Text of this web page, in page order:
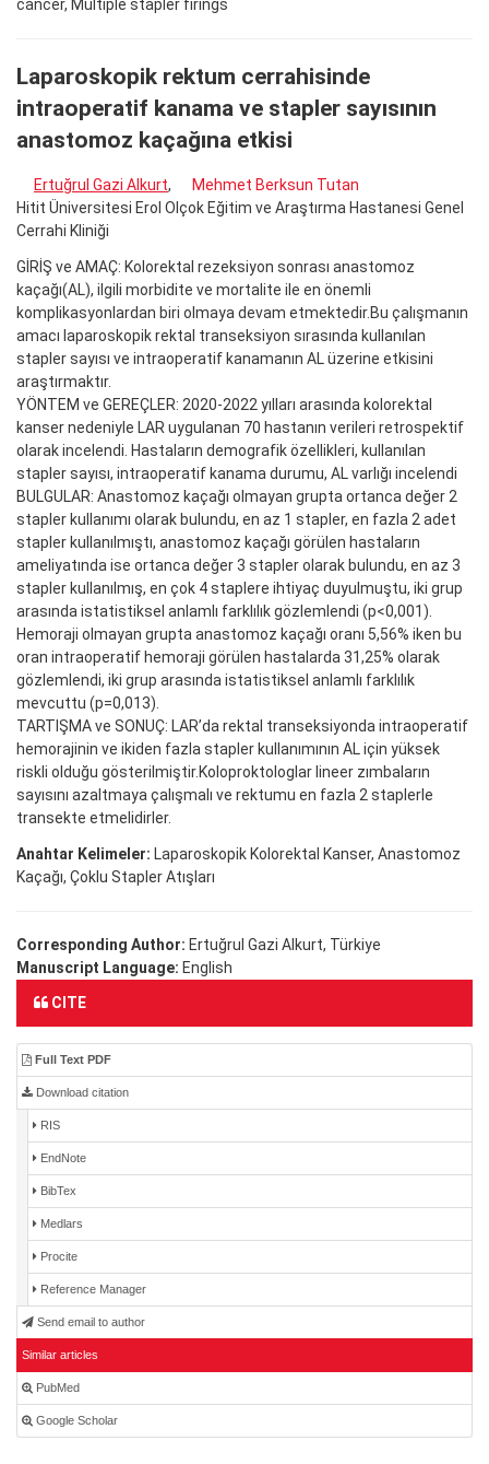
cancer, Multiple stapler firings
Laparoskopik rektum cerrahisinde
intraoperatif kanama ve stapler sayısının
anastomoz kaçağına etkisi
Ertuğrul Gazi Alkurt,
Mehmet Berksun Tutan
Hitit Üniversitesi Erol Olçok Eğitim ve Araştırma Hastanesi Genel
Cerrahi Kliniği
GİRİŞ ve AMAÇ: Kolorektal rezeksiyon sonrası anastomoz
kaçağı(AL), ilgili morbidite ve mortalite ile en önemli
komplikasyonlardan biri olmaya devam etmektedir.Bu çalışmanın
amacı laparoskopik rektal transeksiyon sırasında kullanılan
stapler sayısı ve intraoperatif kanamanın AL üzerine etkisini
araştırmaktır.
YÖNTEM ve GEREÇLER: 2020-2022 yılları arasında kolorektal
kanser nedeniyle LAR uygulanan 70 hastanın verileri retrospektif
olarak incelendi. Hastaların demografik özellikleri, kullanılan
stapler sayısı, intraoperatif kanama durumu, AL varlığı incelendi
BULGULAR: Anastomoz kaçağı olmayan grupta ortanca değer 2
stapler kullanımı olarak bulundu, en az 1 stapler, en fazla 2 adet
stapler kullanılmıştı, anastomoz kaçağı görülen hastaların
ameliyatında ise ortanca değer 3 stapler olarak bulundu, en az 3
stapler kullanılmış, en çok 4 staplere ihtiyaç duyulmuştu, iki grup
arasında istatistiksel anlamlı farklılık gözlemlendi (p<0,001).
Hemoraji olmayan grupta anastomoz kaçağı oranı 5,56% iken bu
oran intraoperatif hemoraji görülen hastalarda 31,25% olarak
gözlemlendi, iki grup arasında istatistiksel anlamlı farklılık
mevcuttu (p=0,013).
TARTIŞMA ve SONUÇ: LAR’da rektal transeksiyonda intraoperatif
hemorajinin ve ikiden fazla stapler kullanımının AL için yüksek
riskli olduğu gösterilmiştir.Koloproktologlar lineer zımbaların
sayısını azaltmaya çalışmalı ve rektumu en fazla 2 staplerle
transekte etmelidirler.
Anahtar Kelimeler: Laparoskopik Kolorektal Kanser, Anastomoz
Kaçağı, Çoklu Stapler Atışları
Corresponding Author: Ertuğrul Gazi Alkurt, Türkiye
Manuscript Language: English
CITE
Full Text PDF
Download citation
RIS
EndNote
BibTex
Medlars
Procite
Reference Manager
Send email to author
Similar articles
PubMed
Google Scholar